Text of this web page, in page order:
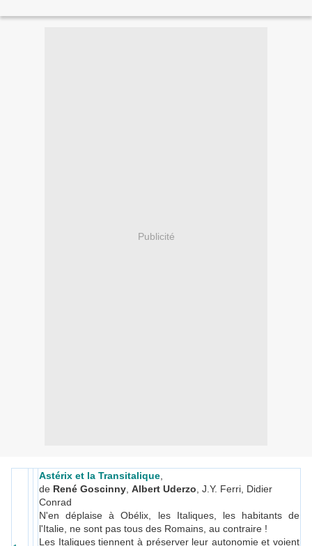
Publicité
Astérix et la Transitalique
de René Goscinny Albert Uderzo , J.Y. Ferri, Didier
Conrad
N'en déplaise à Obélix, les Italiques, les habitants de
l'Italie, ne sont pas tous des Romains, au contraire !
Les Italiques tiennent à préserver leur autonomie et voient